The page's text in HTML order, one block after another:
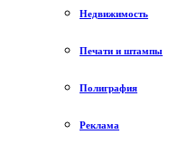
Недвижимость
Печати и штампы
Полиграфия
Реклама